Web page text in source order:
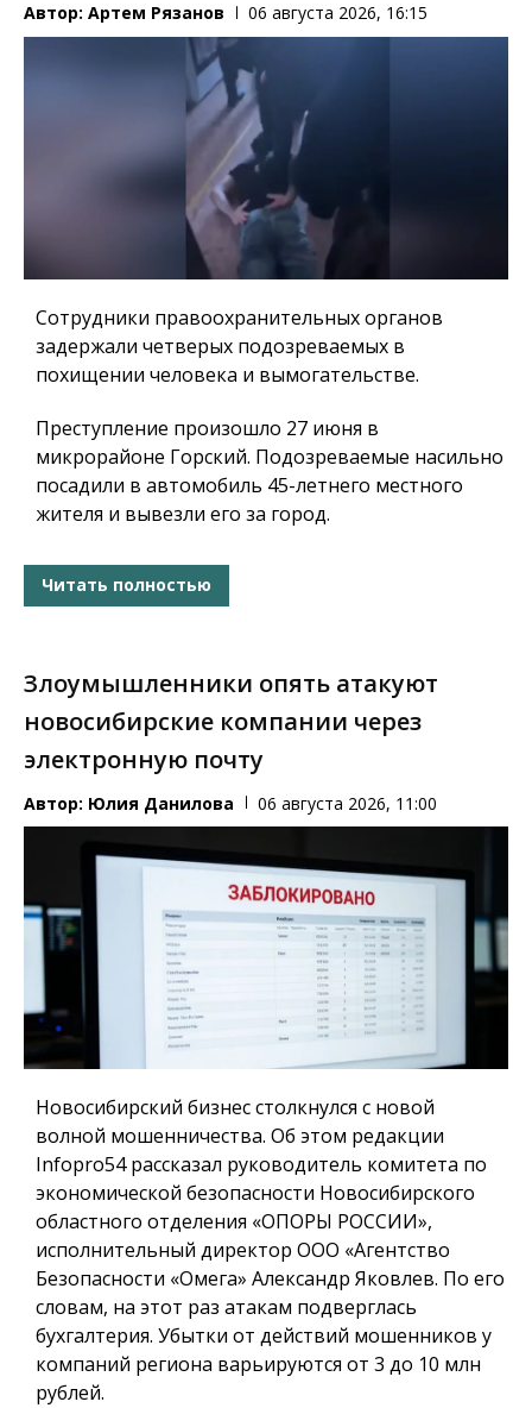
Автор: Артем Рязанов 06 августа 2026, 16:15
Сотрудники правоохранительных органов
задержали четверых подозреваемых в
похищении человека и вымогательстве.
Преступление произошло 27 июня в
микрорайоне Горский. Подозреваемые насильно
посадили в автомобиль 45-летнего местного
жителя и вывезли его за город.
Читать полностью
Злоумышленники опять атакуют
новосибирские компании через
электронную почту
Автор: Юлия Данилова 06 августа 2026, 11:00
Новосибирский бизнес столкнулся с новой
волной мошенничества. Об этом редакции
Infopro54 рассказал руководитель комитета по
экономической безопасности Новосибирского
областного отделения «ОПОРЫ РОССИИ»,
исполнительный директор ООО «Агентство
Безопасности «Омега» Александр Яковлев. По его
словам, на этот раз атакам подверглась
бухгалтерия. Убытки от действий мошенников у
компаний региона варьируются от 3 до 10 млн
рублей.